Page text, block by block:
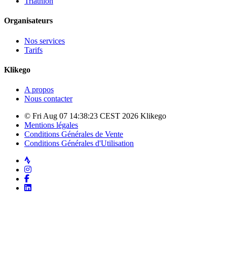
Organisateurs
Nos services
Tarifs
Klikego
A propos
Nous contacter
© Fri Aug 07 14:38:23 CEST 2026 Klikego
Mentions légales
Conditions Générales de Vente
Conditions Générales d'Utilisation
Strava
Instagram
Facebook
LinkedIn